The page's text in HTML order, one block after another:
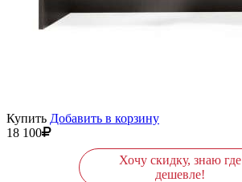
Купить Добавить в корзину
18 100
Хочу скидку, знаю где
дешевле!